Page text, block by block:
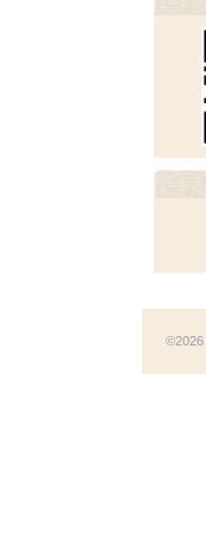
©2026